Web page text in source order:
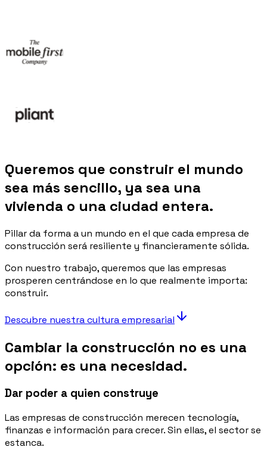
Queremos que construir el mundo
sea más sencillo, ya sea una
vivienda o una ciudad entera.
Pillar da forma a un mundo en el que cada empresa de
construcción será resiliente y financieramente sólida.
Con nuestro trabajo, queremos que las empresas
prosperen centrándose en lo que realmente importa:
construir.
Descubre nuestra cultura empresarial
Cambiar la construcción no es una
opción: es una necesidad.
Dar poder a quien construye
Las empresas de construcción merecen tecnología,
finanzas e información para crecer. Sin ellas, el sector se
estanca.